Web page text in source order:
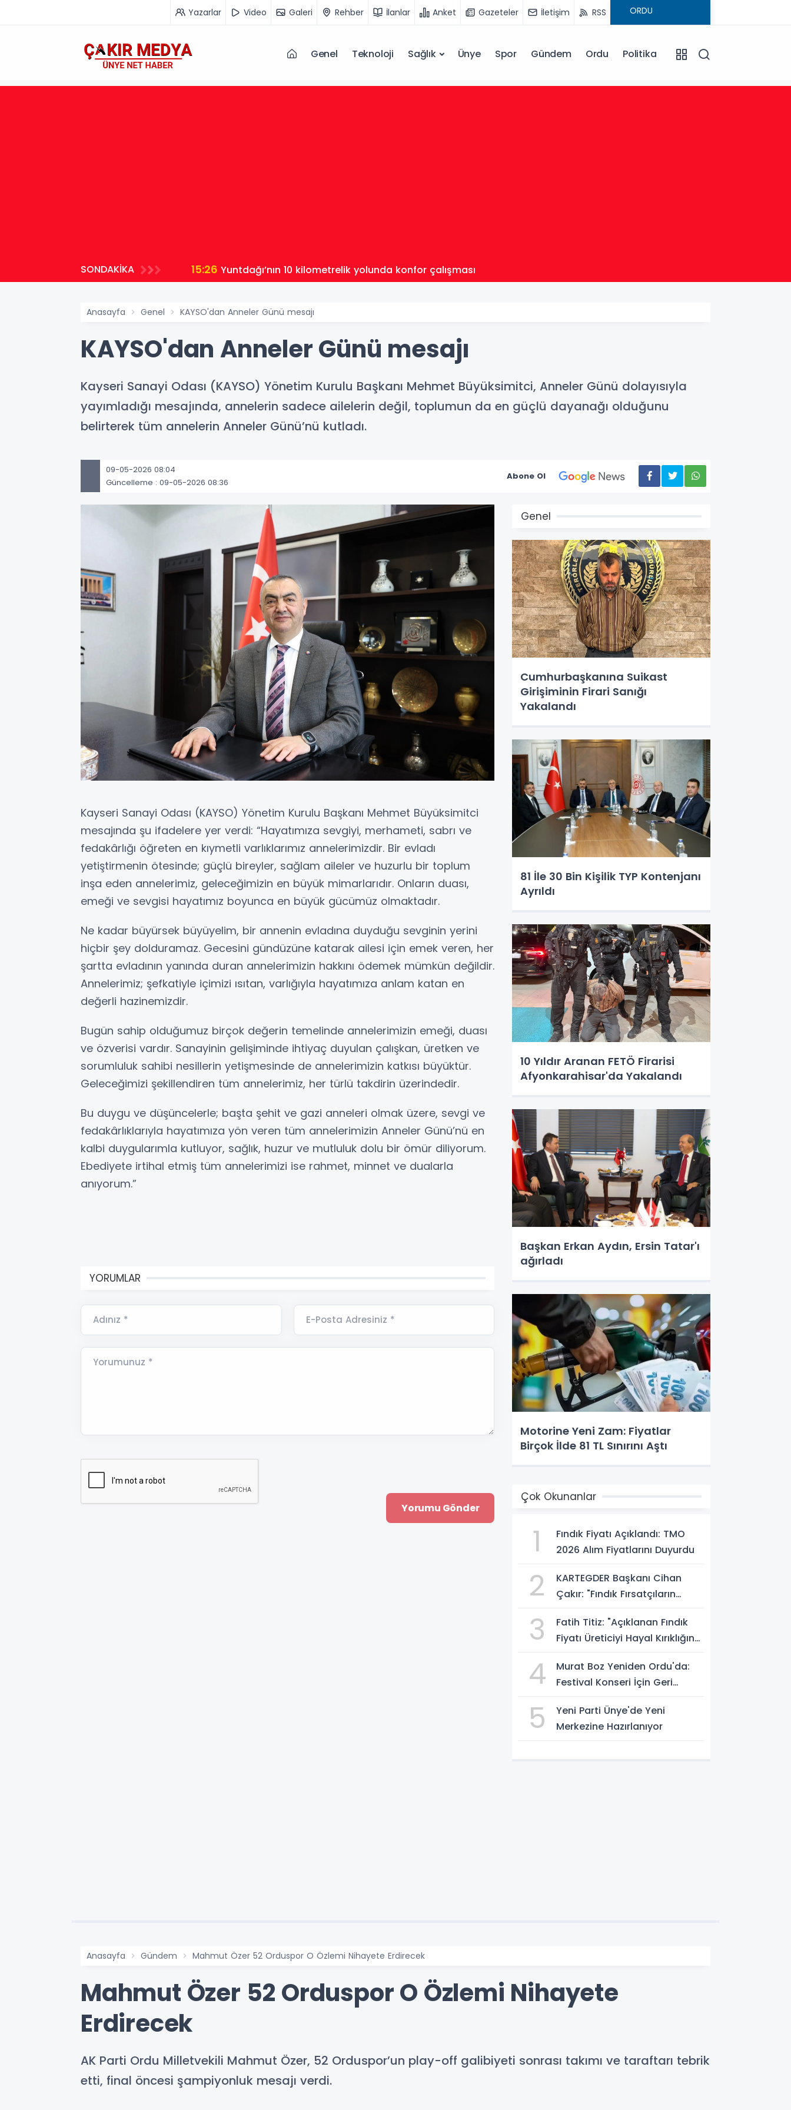
Yazarlar Video Galeri Rehber İlanlar Anket Gazeteler İletişim RSS
Genel Teknoloji Sağlık Ünye Spor Gündem Ordu Politika
SONDAKİKA
okuluna yöneldi 15:26 Yuntdağı’nın 10 kilometrelik yolunda konfor çalışması
Anasayfa Genel KAYSO'dan Anneler Günü mesajı
KAYSO'dan Anneler Günü mesajı
Kayseri Sanayi Odası (KAYSO) Yönetim Kurulu Başkanı Mehmet Büyüksimitci, Anneler Günü dolayısıyla
yayımladığı mesajında, annelerin sadece ailelerin değil, toplumun da en güçlü dayanağı olduğunu
belirterek tüm annelerin Anneler Günü’nü kutladı.
09-05-2026 08:04
Güncelleme : 09-05-2026 08:36
Abone Ol
Kayseri Sanayi Odası (KAYSO) Yönetim Kurulu Başkanı Mehmet Büyüksimitci
mesajında şu ifadelere yer verdi: “Hayatımıza sevgiyi, merhameti, sabrı ve
fedakârlığı öğreten en kıymetli varlıklarımız annelerimizdir. Bir evladı
yetiştirmenin ötesinde; güçlü bireyler, sağlam aileler ve huzurlu bir toplum
inşa eden annelerimiz, geleceğimizin en büyük mimarlarıdır. Onların duası,
emeği ve sevgisi hayatımız boyunca en büyük gücümüz olmaktadır.
Ne kadar büyürsek büyüyelim, bir annenin evladına duyduğu sevginin yerini
hiçbir şey dolduramaz. Gecesini gündüzüne katarak ailesi için emek veren, her
şartta evladının yanında duran annelerimizin hakkını ödemek mümkün değildir.
Annelerimiz; şefkatiyle içimizi ısıtan, varlığıyla hayatımıza anlam katan en
değerli hazinemizdir.
Bugün sahip olduğumuz birçok değerin temelinde annelerimizin emeği, duası
ve özverisi vardır. Sanayinin gelişiminde ihtiyaç duyulan çalışkan, üretken ve
sorumluluk sahibi nesillerin yetişmesinde de annelerimizin katkısı büyüktür.
Geleceğimizi şekillendiren tüm annelerimiz, her türlü takdirin üzerindedir.
Bu duygu ve düşüncelerle; başta şehit ve gazi anneleri olmak üzere, sevgi ve
fedakârlıklarıyla hayatımıza yön veren tüm annelerimizin Anneler Günü’nü en
kalbi duygularımla kutluyor, sağlık, huzur ve mutluluk dolu bir ömür diliyorum.
Ebediyete irtihal etmiş tüm annelerimizi ise rahmet, minnet ve dualarla
anıyorum.”
YORUMLAR
Adınız * E-Posta Adresiniz *
Yorumunuz *
Genel
Cumhurbaşkanına Suikast
Girişiminin Firari Sanığı
Yakalandı
81 İle 30 Bin Kişilik TYP Kontenjanı
Ayrıldı
10 Yıldır Aranan FETÖ Firarisi
Afyonkarahisar'da Yakalandı
Başkan Erkan Aydın, Ersin Tatar'ı
ağırladı
Motorine Yeni Zam: Fiyatlar
Birçok İlde 81 TL Sınırını Aştı
Çok Okunanlar
1
Fındık Fiyatı Açıklandı: TMO
2026 Alım Fiyatlarını Duyurdu
2
KARTEGDER Başkanı Cihan
Çakır: "Fındık Fırsatçıların
3
Fatih Titiz: "Açıklanan Fındık
Fiyatı Üreticiyi Hayal Kırıklığına
4
Murat Boz Yeniden Ordu'da:
Festival Konseri İçin Geri
5
Yeni Parti Ünye'de Yeni
Merkezine Hazırlanıyor
Anasayfa Gündem Mahmut Özer 52 Orduspor O Özlemi Nihayete Erdirecek
Mahmut Özer 52 Orduspor O Özlemi Nihayete
Erdirecek
AK Parti Ordu Milletvekili Mahmut Özer, 52 Orduspor’un play-off galibiyeti sonrası takımı ve taraftarı tebrik
etti, final öncesi şampiyonluk mesajı verdi.